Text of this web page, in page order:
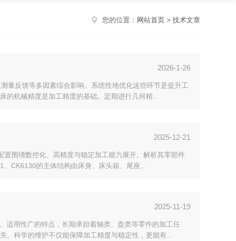
您的位置： 网站首页 > 技术文章
2026-1-26
量反馈等多因素综合影响。系统性地优化这些环节是提升工
机械精度是加工精度的基础。定期进行几何精...
2025-12-21
围绕数控化、高精度与稳定加工能力展开。解析其零部件
CK6130的主体结构由床身、床头箱、尾座...
2025-11-19
适用性广的特点，长期承担着轴类、盘类等零件的加工任
科学的维护不仅能保障加工精度与稳定性，更能有...